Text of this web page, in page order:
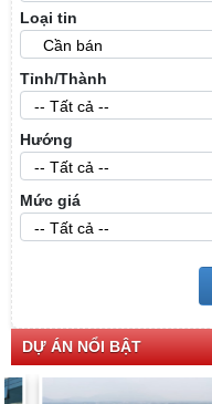
Loại tin
Tỉnh/Thành
Hướng
Mức giá
DỰ ÁN NỔI BẬT